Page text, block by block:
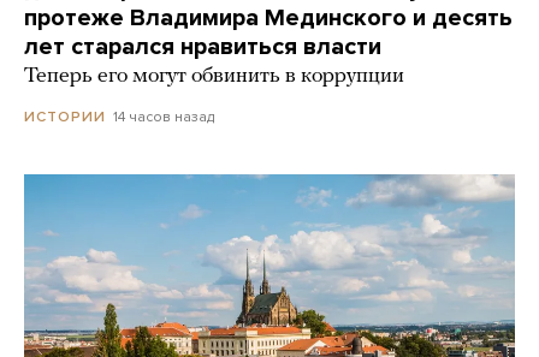
протеже Владимира Мединского и десять
лет старался нравиться власти
Теперь его могут обвинить в коррупции
ИСТОРИИ 14 часов назад